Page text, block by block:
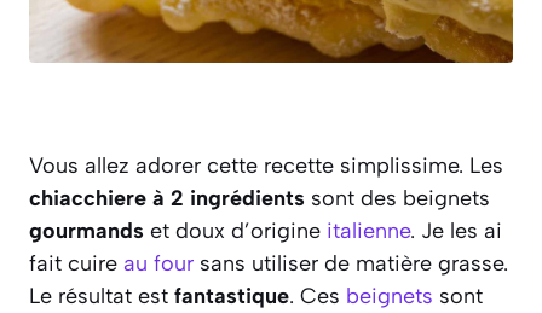
Vous allez adorer cette recette simplissime. Les
chiacchiere à 2 ingrédients sont des beignets
gourmands et doux d’origine italienne. Je les ai
fait cuire au four sans utiliser de matière grasse.
Le résultat est fantastique. Ces beignets sont